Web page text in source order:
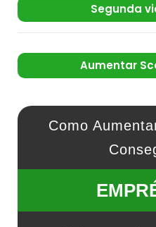
Segunda
Aumentar
Como